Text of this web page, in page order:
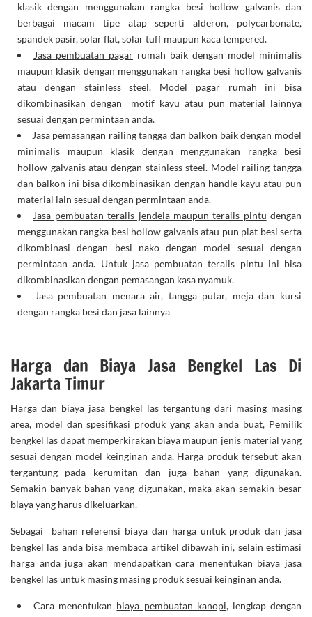
klasik dengan menggunakan rangka besi hollow galvanis dan
berbagai macam tipe atap seperti alderon, polycarbonate,
spandek pasir, solar flat, solar tuff maupun kaca tempered.
Jasa pembuatan pagar rumah baik dengan model minimalis
maupun klasik dengan menggunakan rangka besi hollow galvanis
atau dengan stainless steel. Model pagar rumah ini bisa
dikombinasikan dengan motif kayu atau pun material lainnya
sesuai dengan permintaan anda.
Jasa pemasangan railing tangga dan balkon baik dengan model
minimalis maupun klasik dengan menggunakan rangka besi
hollow galvanis atau dengan stainless steel. Model railing tangga
dan balkon ini bisa dikombinasikan dengan handle kayu atau pun
material lain sesuai dengan permintaan anda.
Jasa pembuatan teralis jendela maupun teralis pintu dengan
menggunakan rangka besi hollow galvanis atau pun plat besi serta
dikombinasi dengan besi nako dengan model sesuai dengan
permintaan anda. Untuk jasa pembuatan teralis pintu ini bisa
dikombinasikan dengan pemasangan kasa nyamuk.
Jasa pembuatan menara air, tangga putar, meja dan kursi
dengan rangka besi dan jasa lainnya
Harga dan Biaya Jasa Bengkel Las Di
Jakarta Timur
Harga dan biaya jasa bengkel las tergantung dari masing masing
area, model dan spesifikasi produk yang akan anda buat, Pemilik
bengkel las dapat memperkirakan biaya maupun jenis material yang
sesuai dengan model keinginan anda. Harga produk tersebut akan
tergantung pada kerumitan dan juga bahan yang digunakan.
Semakin banyak bahan yang digunakan, maka akan semakin besar
biaya yang harus dikeluarkan.
Sebagai bahan referensi biaya dan harga untuk produk dan jasa
bengkel las anda bisa membaca artikel dibawah ini, selain estimasi
harga anda juga akan mendapatkan cara menentukan biaya jasa
bengkel las untuk masing masing produk sesuai keinginan anda.
Cara menentukan biaya pembuatan kanopi, lengkap dengan